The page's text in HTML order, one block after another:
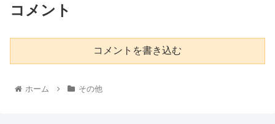
コメント
コメントを書き込む
ホーム その他